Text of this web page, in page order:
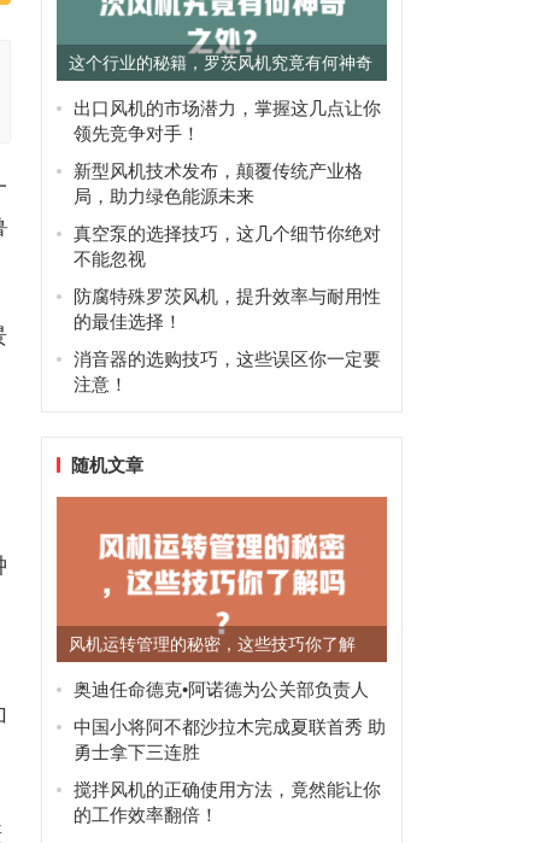
这个行业的秘籍，罗茨风机究竟有何神奇
之处？
出口风机的市场潜力，掌握这几点让你
领先竞争对手！
新型风机技术发布，颠覆传统产业格
局，助力绿色能源未来
真空泵的选择技巧，这几个细节你绝对
不能忽视
防腐特殊罗茨风机，提升效率与耐用性
的最佳选择！
消音器的选购技巧，这些误区你一定要
注意！
随机文章
风机运转管理的秘密，这些技巧你了解
吗？
奥迪任命德克•阿诺德为公关部负责人
中国小将阿不都沙拉木完成夏联首秀 助
勇士拿下三连胜
搅拌风机的正确使用方法，竟然能让你
的工作效率翻倍！